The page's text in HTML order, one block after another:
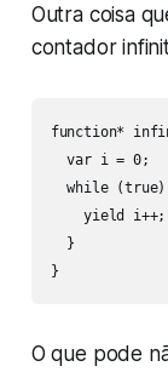
Outra coisa
contador
function*
  var i = 0;
while (true)
    yield i++;
  }
}
O que pode